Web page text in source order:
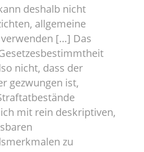
deshalb nicht
allgemeine
[…] Das
nicht, dass der
gezwungen ist,
mit rein deskriptiven,
zu